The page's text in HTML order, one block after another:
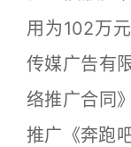
用为102万
传媒广告有
络推广合同
推广《奔跑